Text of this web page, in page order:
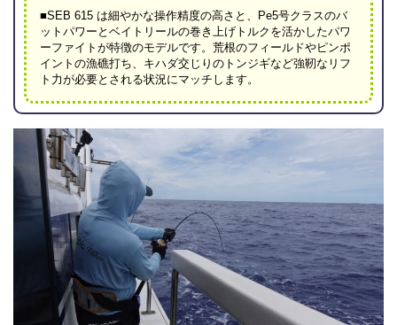
■SEB 615 は細やかな操作精度の高さと、Pe5号クラスのバ
ットパワーとベイトリールの巻き上げトルクを活かしたパワ
ーファイトが特徴のモデルです。荒根のフィールドやピンポ
イントの漁礁打ち、キハダ交じりのトンジギなど強靭なリフ
ト力が必要とされる状況にマッチします。